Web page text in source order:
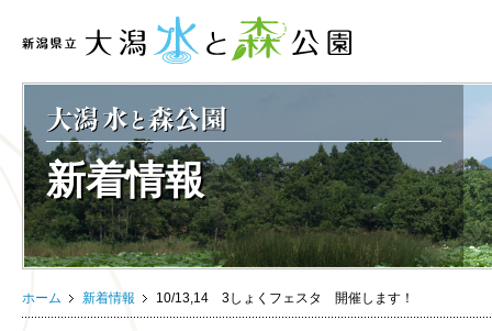
新着情報
ホーム 新着情報 10/13,14 3しょくフェスタ 開催します！